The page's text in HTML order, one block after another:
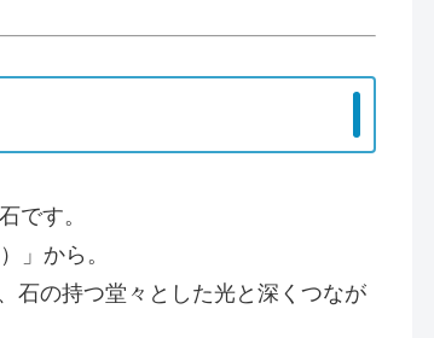
です。
」から。
石の持つ堂々とした光と深くつなが